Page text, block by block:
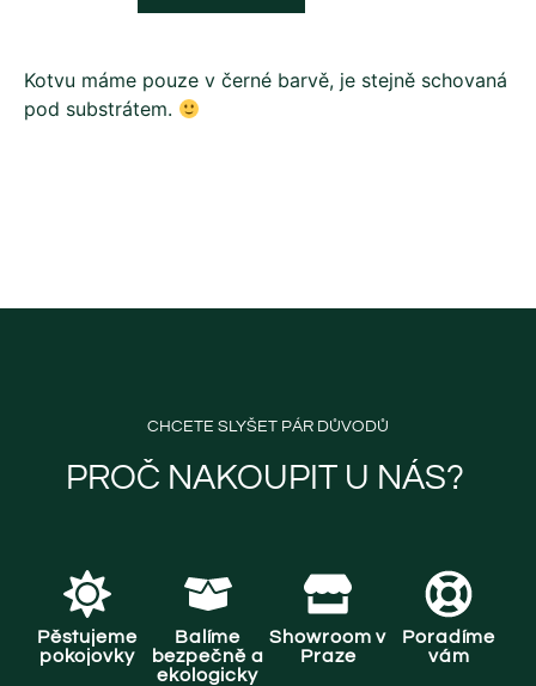
hodnocení
Kotvu máme pouze v černé barvě, je stejně schovaná
pod substrátem.
CHCETE SLYŠET PÁR DŮVODŮ
PROČ NAKOUPIT U NÁS? ​
Pěstujeme
pokojovky
Balíme
bezpečně a
ekologicky
Showroom v
Praze
Poradíme
vám